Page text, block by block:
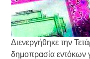
Διενεργήθηκε την
δημοπρασία εντόκων